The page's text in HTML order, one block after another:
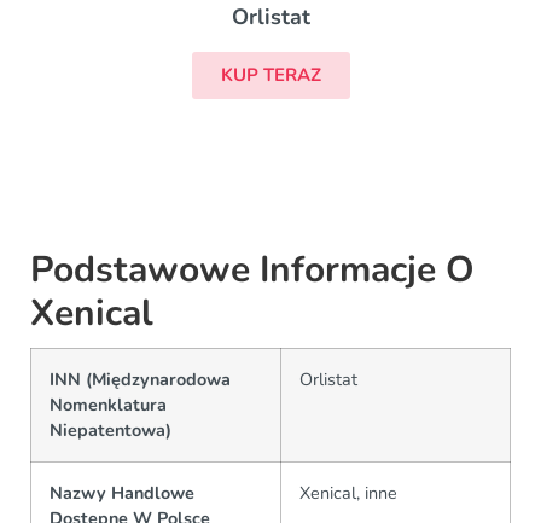
Orlistat
KUP TERAZ
Podstawowe Informacje O
Xenical
INN (Międzynarodowa
Nomenklatura
Niepatentowa)
Orlistat
Nazwy Handlowe
Xenical, inne